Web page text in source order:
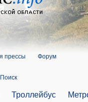
прессы Форум
Поиск
Троллейбус